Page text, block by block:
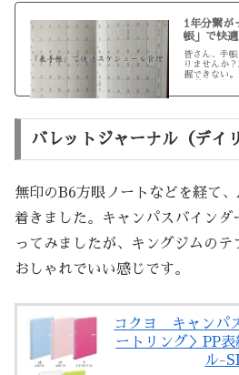
1年分繋が
帳」で快
皆さん、手
りませんか
握できない。
ージをめく
バレットジャーナル（デイ
無印のB6方眼ノートなどを経て
着きました。キャンパスバイン
ってみましたが、キングジムのテ
おしゃれでいい感じです。
コクヨ キャンパ
ートリング＞
ル-